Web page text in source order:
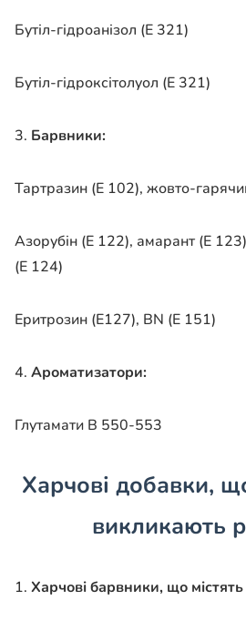
Бутіл-гідроанізол (Е 321)
Бутіл-гідроксітолуол (Е 321)
3. Барвники:
Тартразин (Е 102), жовто-
Азорубін (Е 122), амарант (Е
(Е 124)
Еритрозин (Е127), BN (Е 151)
4. Ароматизатори:
Глутамати В 550-553
Харчові добавки,
викликають
1. Харчові барвники, що